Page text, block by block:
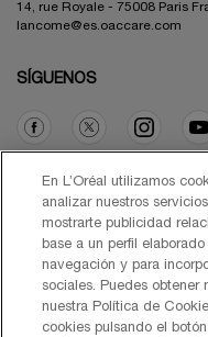
14, rue Royale - 75008 Paris
lancome@es.oaccare.com
SÍGUENOS
Opción de compra
€ - ES (ES)
En L’Oréal utilizamos
analizar nuestros
mostrarte publicidad
base a un perfil
navegación y para
sociales. Puedes obtener
nuestra Política de
cookies pulsando el